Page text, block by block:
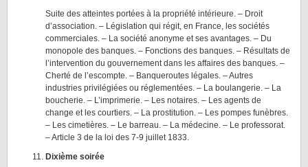
Suite des atteintes portées à la propriété intérieure. – Droit
d’association. – Législation qui régit, en France, les sociétés
commerciales. – La société anonyme et ses avantages. – Du
monopole des banques. – Fonctions des banques. – Résultats de
l’intervention du gouvernement dans les affaires des banques. –
Cherté de l’escompte. – Banqueroutes légales. – Autres
industries privilégiées ou réglementées. – La boulangerie. – La
boucherie. – L’imprimerie. – Les notaires. – Les agents de
change et les courtiers. – La prostitution. – Les pompes funèbres.
– Les cimetières. – Le barreau. – La médecine. – Le professorat.
– Article 3 de la loi des 7-9 juillet 1833.
Dixième soirée